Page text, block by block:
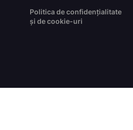
Politica de confidențialitate
și de cookie-uri